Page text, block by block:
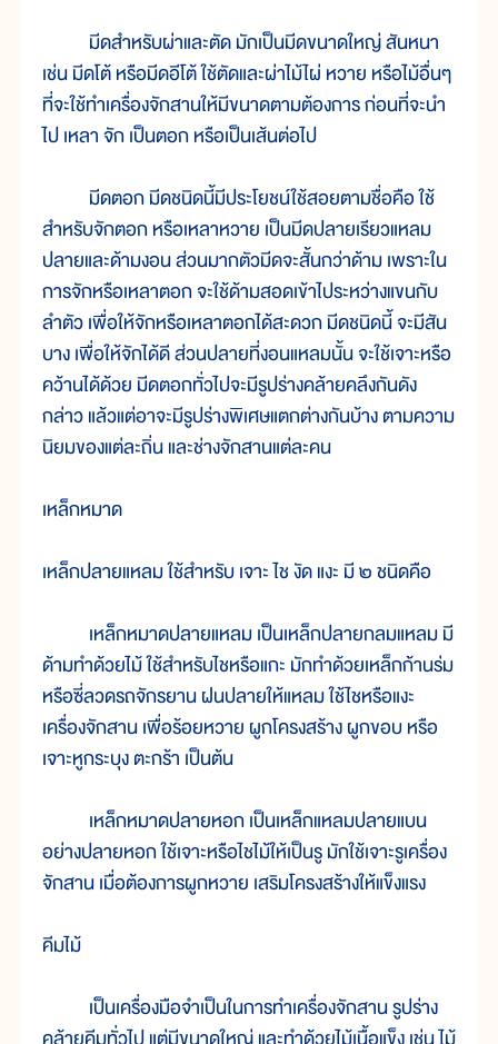
มีดสำหรับผ่าและตัด มักเป็นมีดขนาดใหญ่ สันหนา
เช่น มีดโต้ หรือมีดอีโต้ ใช้ตัดและผ่าไม้ไผ่ หวาย หรือไม้อื่นๆ
ที่จะใช้ทำเครื่องจักสานให้มีขนาดตามต้องการ ก่อนที่จะนำ
ไป เหลา จัก เป็นตอก หรือเป็นเส้นต่อไป
มีดตอก มีดชนิดนี้มีประโยชน์ใช้สอยตามชื่อคือ ใช้
สำหรับจักตอก หรือเหลาหวาย เป็นมีดปลายเรียวแหลม
ปลายและด้ามงอน ส่วนมากตัวมีดจะสั้นกว่าด้าม เพราะใน
การจักหรือเหลาตอก จะใช้ด้ามสอดเข้าไประหว่างแขนกับ
ลำตัว เพื่อให้จักหรือเหลาตอกได้สะดวก มีดชนิดนี้ จะมีสัน
บาง เพื่อให้จักได้ดี ส่วนปลายที่งอนแหลมนั้น จะใช้เจาะหรือ
คว้านได้ด้วย มีดตอกทั่วไปจะมีรูปร่างคล้ายคลึงกันดัง
กล่าว แล้วแต่อาจะมีรูปร่างพิเศษแตกต่างกันบ้าง ตามความ
นิยมของแต่ละถิ่น และช่างจักสานแต่ละคน
เหล็กหมาด
เหล็กปลายแหลม ใช้สำหรับ เจาะ ไช งัด แงะ มี ๒ ชนิดคือ
เหล็กหมาดปลายแหลม เป็นเหล็กปลายกลมแหลม มี
ด้ามทำด้วยไม้ ใช้สำหรับไชหรือแกะ มักทำด้วยเหล็กก้านร่ม
หรือซี่ลวดรถจักรยาน ฝนปลายให้แหลม ใช้ไชหรือแงะ
เครื่องจักสาน เพื่อร้อยหวาย ผูกโครงสร้าง ผูกขอบ หรือ
เจาะหูกระบุง ตะกร้า เป็นต้น
เหล็กหมาดปลายหอก เป็นเหล็กแหลมปลายแบน
อย่างปลายหอก ใช้เจาะหรือไชไม้ให้เป็นรู มักใช้เจาะรูเครื่อง
จักสาน เมื่อต้องการผูกหวาย เสริมโครงสร้างให้แข็งแรง
คีมไม้
เป็นเครื่องมือจำเป็นในการทำเครื่องจักสาน รูปร่าง